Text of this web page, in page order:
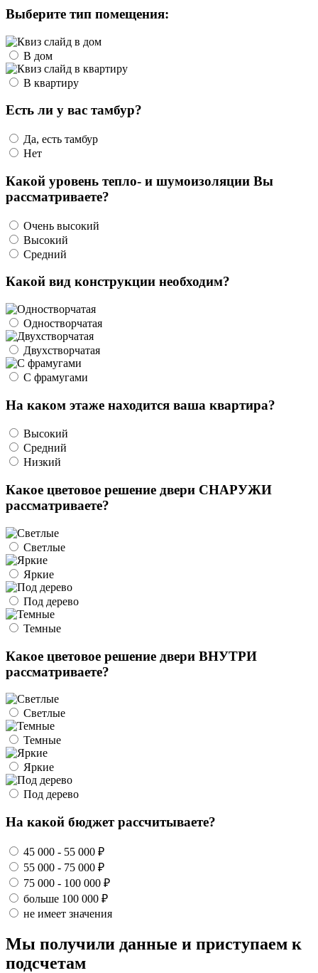
Выберите тип помещения:
В дом
В квартиру
Есть ли у вас тамбур?
Да, есть тамбур
Нет
Какой уровень тепло- и шумоизоляции Вы
рассматриваете?
Очень высокий
Высокий
Средний
Какой вид конструкции необходим?
Одностворчатая
Двухстворчатая
С фрамугами
На каком этаже находится ваша квартира?
Высокий
Средний
Низкий
Какое цветовое решение двери СНАРУЖИ
рассматриваете?
Светлые
Яркие
Под дерево
Темные
Какое цветовое решение двери ВНУТРИ
рассматриваете?
Светлые
Темные
Яркие
Под дерево
На какой бюджет рассчитываете?
45 000 - 55 000 ₽
55 000 - 75 000 ₽
75 000 - 100 000 ₽
больше 100 000 ₽
не имеет значения
Мы получили данные и приступаем к
подсчетам